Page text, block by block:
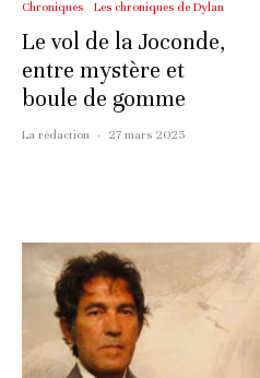
Chroniques Les chroniques de Dylan
Le vol de la Joconde,
entre mystère et
boule de gomme
La rédaction · 27 mars 2025